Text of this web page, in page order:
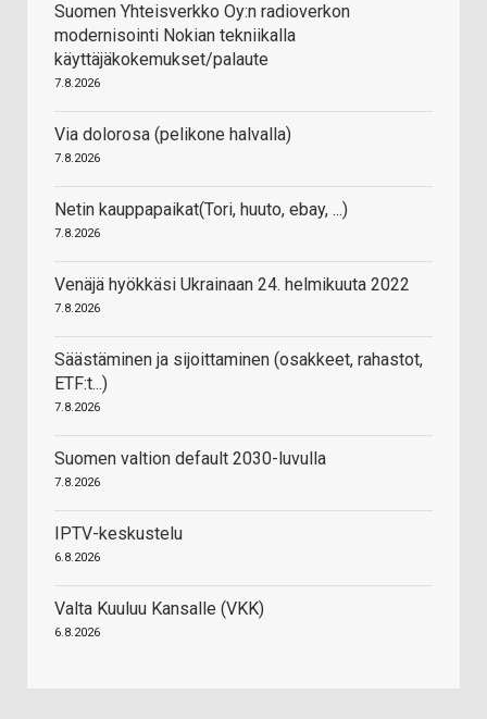
Suomen Yhteisverkko Oy:n radioverkon
modernisointi Nokian tekniikalla
käyttäjäkokemukset/palaute
7.8.2026
Via dolorosa (pelikone halvalla)
7.8.2026
Netin kauppapaikat(Tori, huuto, ebay, ...)
7.8.2026
Venäjä hyökkäsi Ukrainaan 24. helmikuuta 2022
7.8.2026
Säästäminen ja sijoittaminen (osakkeet, rahastot,
ETF:t...)
7.8.2026
Suomen valtion default 2030-luvulla
7.8.2026
IPTV-keskustelu
6.8.2026
Valta Kuuluu Kansalle (VKK)
6.8.2026